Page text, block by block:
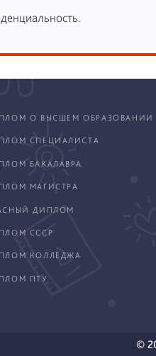
О ВЫСШЕМ ОБРАЗОВАНИИ
СПЕЦИАЛИСТА
БАКАЛАВРА
МАГИСТРА
ДИПЛОМ
СССР
КОЛЛЕДЖА
ПТУ
©